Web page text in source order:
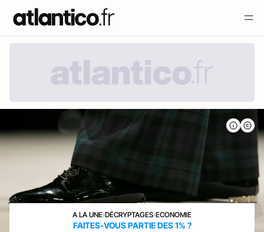
A LA UNE›DÉCRYPTAGES›ECONOMIE
FAITES-VOUS PARTIE DES 1% ?